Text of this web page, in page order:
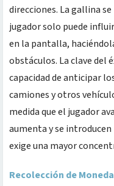
direcciones. La gallina
jugador solo puede
en la pantalla,
obstáculos. La clave del
capacidad de anticipar
camiones y otros
medida que el jugador
aumenta y se
exige una mayor
Recolección de